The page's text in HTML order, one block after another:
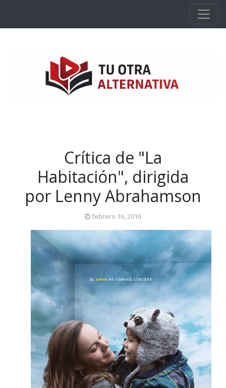
Crítica de "La
Habitación", dirigida
por Lenny Abrahamson
febrero 16, 2016